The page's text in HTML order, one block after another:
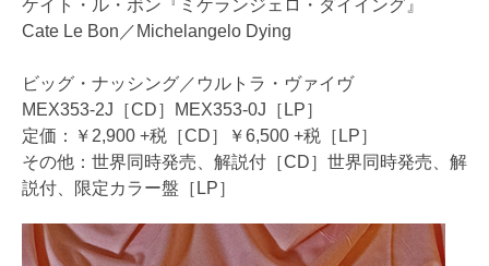
ケイト・ル・ボン『ミケランジェロ・ダイイング』
Cate Le Bon／Michelangelo Dying
ビッグ・ナッシング／ウルトラ・ヴァイヴ
MEX353-2J［CD］MEX353-0J［LP］
定価：￥2,900 +税［CD］￥6,500 +税［LP］
その他：世界同時発売、解説付［CD］世界同時発売、解
説付、限定カラー盤［LP］